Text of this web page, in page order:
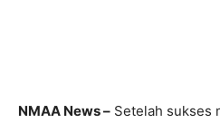
NMAA News – Setelah sukses